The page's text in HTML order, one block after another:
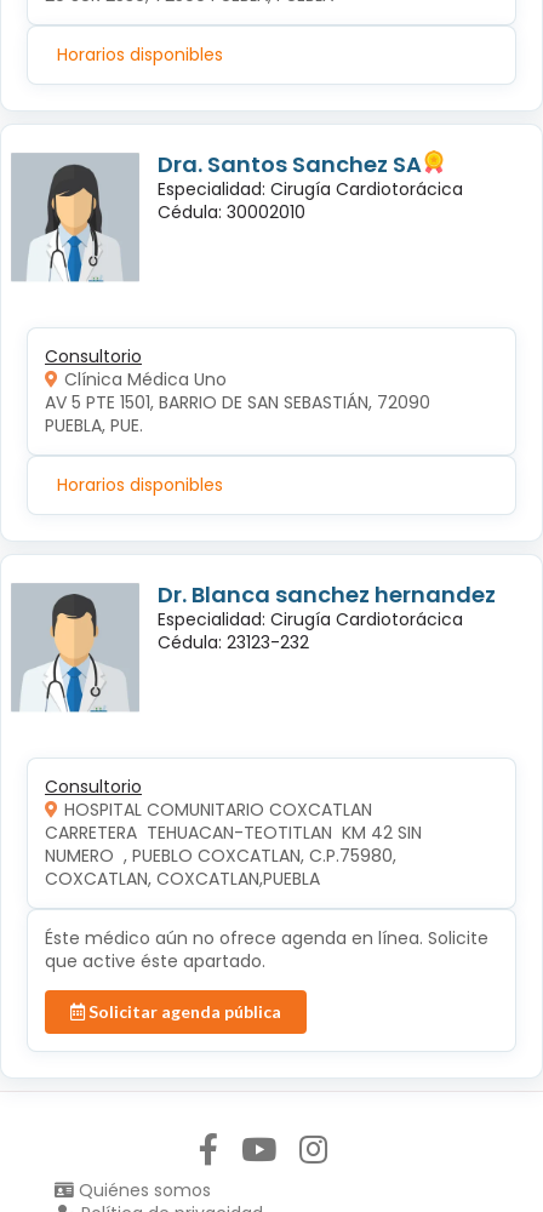
Horarios disponibles
Dra. Santos Sanchez SA
Especialidad: Cirugía Cardiotorácica
Cédula: 30002010
Consultorio
Clínica Médica Uno
AV 5 PTE 1501, BARRIO DE SAN SEBASTIÁN, 72090
PUEBLA, PUE.
Horarios disponibles
Dr. Blanca sanchez hernandez
Especialidad: Cirugía Cardiotorácica
Cédula: 23123-232
Consultorio
HOSPITAL COMUNITARIO COXCATLAN
CARRETERA  TEHUACAN-TEOTITLAN  KM 42 SIN
NUMERO  , PUEBLO COXCATLAN, C.P.75980,
COXCATLAN, COXCATLAN,PUEBLA
Éste médico aún no ofrece agenda en línea. Solicite
que active éste apartado.
Solicitar agenda pública
Quiénes somos